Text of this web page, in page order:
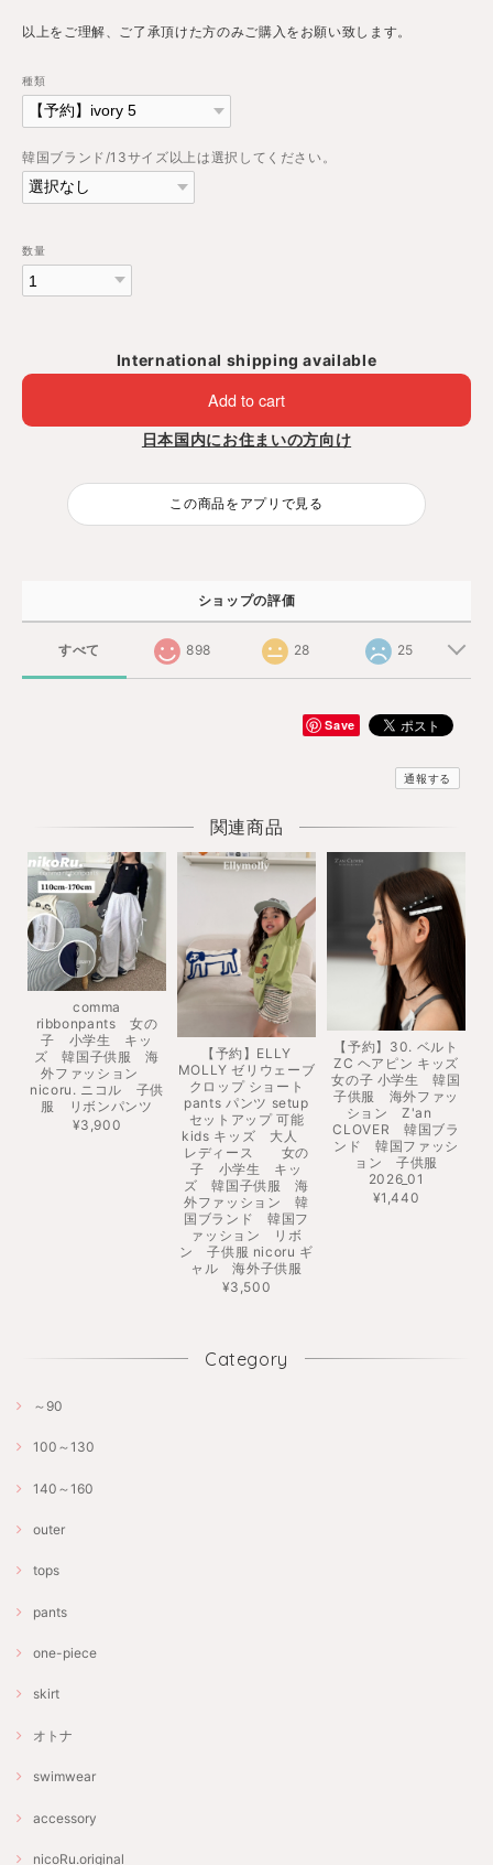
以上をご理解、ご了承頂けた方のみご購入をお願い致します。
種類
韓国ブランド/13サイズ以上は選択してください。
数量
International shipping available
Add to cart
日本国内にお住まいの方向け
この商品をアプリで見る
ショップの評価
すべて 898 28 25
Save
通報する
関連商品
comma
ribbonpants 女の
子 小学生 キッ
ズ 韓国子供服 海
外ファッション
nicoru. ニコル 子供
服 リボンパンツ
¥3,900
【予約】ELLY
MOLLY ゼリウェーブ
クロップ ショート
pants パンツ setup
セットアップ 可能
kids キッズ 大人
レディース 女の
子 小学生 キッ
ズ 韓国子供服 海
外ファッション 韓
国ブランド 韓国フ
ァッション リボ
ン 子供服 nicoru ギ
ャル 海外子供服
¥3,500
【予約】30. ベルト
ZC ヘアピン キッズ
女の子 小学生 韓国
子供服 海外ファッ
ション Z'an
CLOVER 韓国ブラ
ンド 韓国ファッシ
ョン 子供服
2026_01
¥1,440
Category
～90
100～130
140～160
outer
tops
pants
one-piece
skirt
オトナ
swimwear
accessory
nicoRu.original